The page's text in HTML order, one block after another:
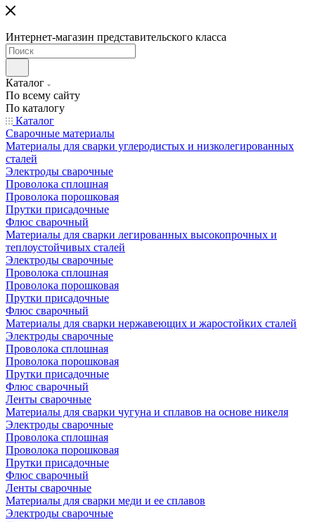
Интернет-магазин представительского класса
Каталог
По всему сайту
По каталогу
Каталог
Сварочные материалы
Материалы для сварки углеродистых и низколегированных
сталей
Электроды сварочные
Проволока сплошная
Проволока порошковая
Прутки присадочные
Флюс сварочный
Материалы для сварки легированных высокопрочных и
теплоустойчивых сталей
Электроды сварочные
Проволока сплошная
Проволока порошковая
Прутки присадочные
Флюс сварочный
Материалы для сварки нержавеющих и жаростойких сталей
Электроды сварочные
Проволока сплошная
Проволока порошковая
Прутки присадочные
Флюс сварочный
Ленты сварочные
Материалы для сварки чугуна и сплавов на основе никеля
Электроды сварочные
Проволока сплошная
Проволока порошковая
Прутки присадочные
Флюс сварочный
Ленты сварочные
Материалы для сварки меди и ее сплавов
Электроды сварочные